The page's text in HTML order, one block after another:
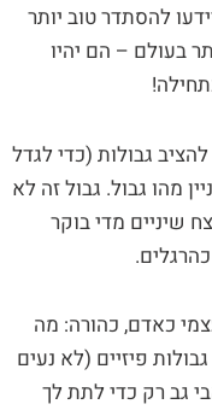
להסתדר טוב יותר
בעולם – הם יהיו
גבולות (כדי לגדל
מהו גבול. גבול זה לא
שיניים מדי בוקר
כאדם, כהורה: מה
פיזיים (לא נעים
גב רק כדי לתת לך